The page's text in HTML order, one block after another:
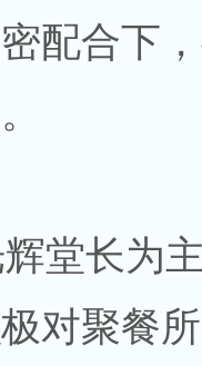
配合下
堂长为
对聚餐